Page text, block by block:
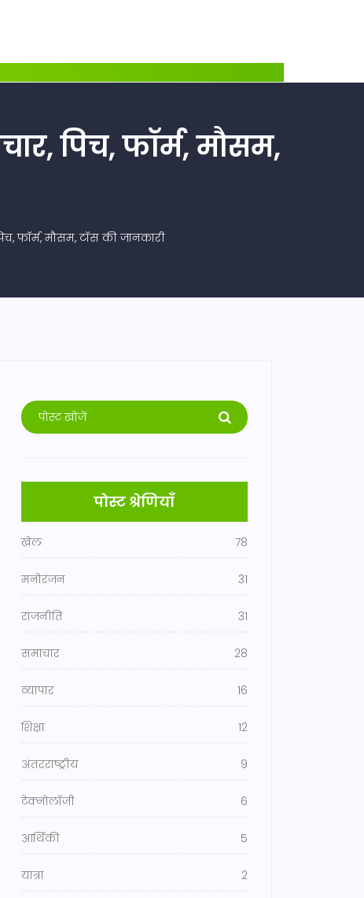
पिच, फॉर्म, मौसम,
फॉर्म, मौसम, टॉस की जानकारी
पोस्ट श्रेणियाँ
खेल 78
मनोरंजन 31
राजनीति 31
समाचार 28
व्यापार 16
शिक्षा 12
अंतरराष्ट्रीय 9
टेक्नोलॉजी 6
आर्थिकी 5
यात्रा 2